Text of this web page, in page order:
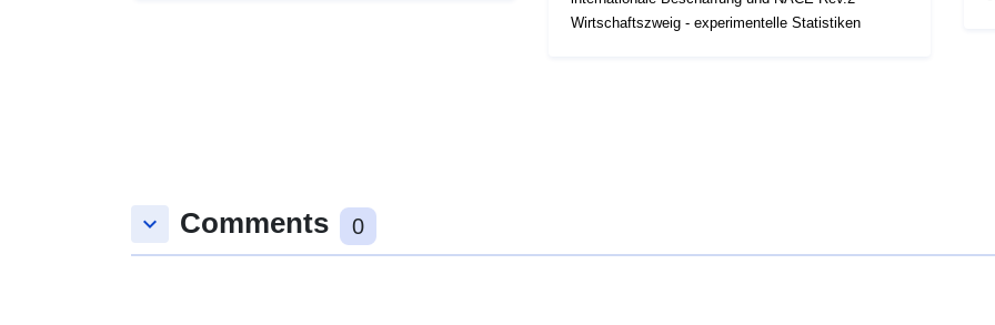
Wirtschaftszweig - experimentelle Statistiken
keyboard_arrow_down Comments 0